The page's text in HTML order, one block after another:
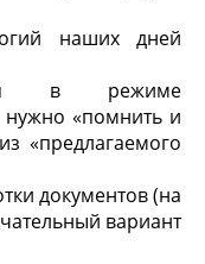
наших дней
в режиме
«помнить и
«предлагаемого
документов (на
вариант